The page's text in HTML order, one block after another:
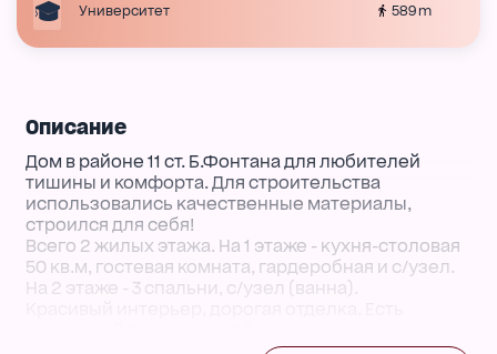
Университет 589 m
Описание
Дом в районе 11 ст. Б.Фонтана для любителей
тишины и комфорта. Для строительства
использовались качественные материалы,
строился для себя!
Всего 2 жилых этажа. На 1 этаже - кухня-столовая
50 кв.м, гостевая комната, гардеробная и с/узел.
На 2 этаже - 3 спальни, с/узел (ванна).